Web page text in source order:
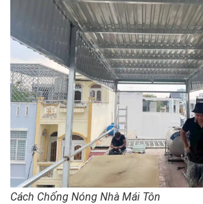
Cách Chống Nóng Nhà Mái Tôn